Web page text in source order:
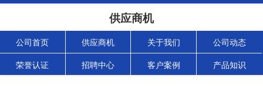
供应商机
公司首页 供应商机 关于我们 公司动态
荣誉认证 招聘中心 客户案例 产品知识